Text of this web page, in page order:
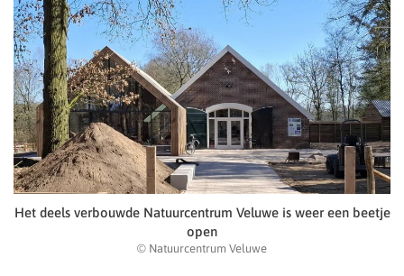
Het deels verbouwde Natuurcentrum Veluwe is weer een beetje
open
© Natuurcentrum Veluwe